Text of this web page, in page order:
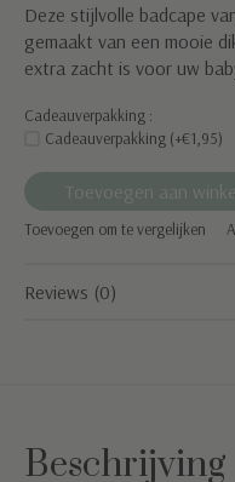
Deze stijlvolle badcape
gemaakt van een mooie
extra zacht is voor uw
Cadeauverpakking :
Cadeauverpakking (+€1,95)
Toevoegen aan
Toevoegen om te vergelijken
Reviews (0)
Beschrijving